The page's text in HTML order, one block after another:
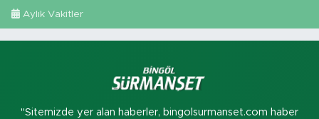
Aylık Vakitler
"Sitemizde yer alan haberler, bingolsurmanset.com haber